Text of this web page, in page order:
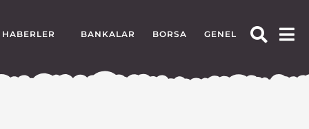
HABERLER BANKALAR BORSA GENEL